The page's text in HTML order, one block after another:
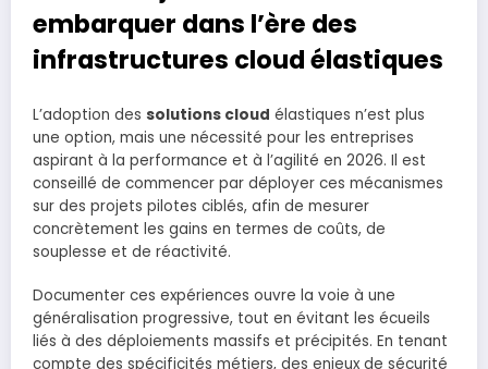
embarquer dans l’ère des
infrastructures cloud élastiques
L’adoption des solutions cloud élastiques n’est plus
une option, mais une nécessité pour les entreprises
aspirant à la performance et à l’agilité en 2026. Il est
conseillé de commencer par déployer ces mécanismes
sur des projets pilotes ciblés, afin de mesurer
concrètement les gains en termes de coûts, de
souplesse et de réactivité.
Documenter ces expériences ouvre la voie à une
généralisation progressive, tout en évitant les écueils
liés à des déploiements massifs et précipités. En tenant
compte des spécificités métiers, des enjeux de sécurité